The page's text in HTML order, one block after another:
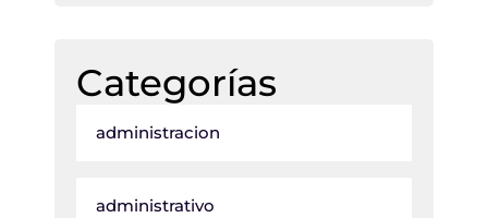
Categorías
administracion
administrativo